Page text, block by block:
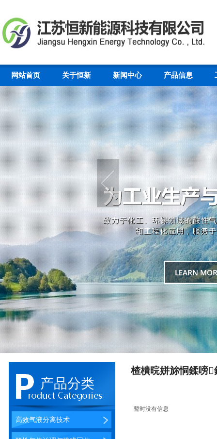
网站首页 关于恒新 新闻中心 产品信息
产品分类
高效气液分离技术
楂樻晥姘旀恫鍒嗙
暂时没有信息